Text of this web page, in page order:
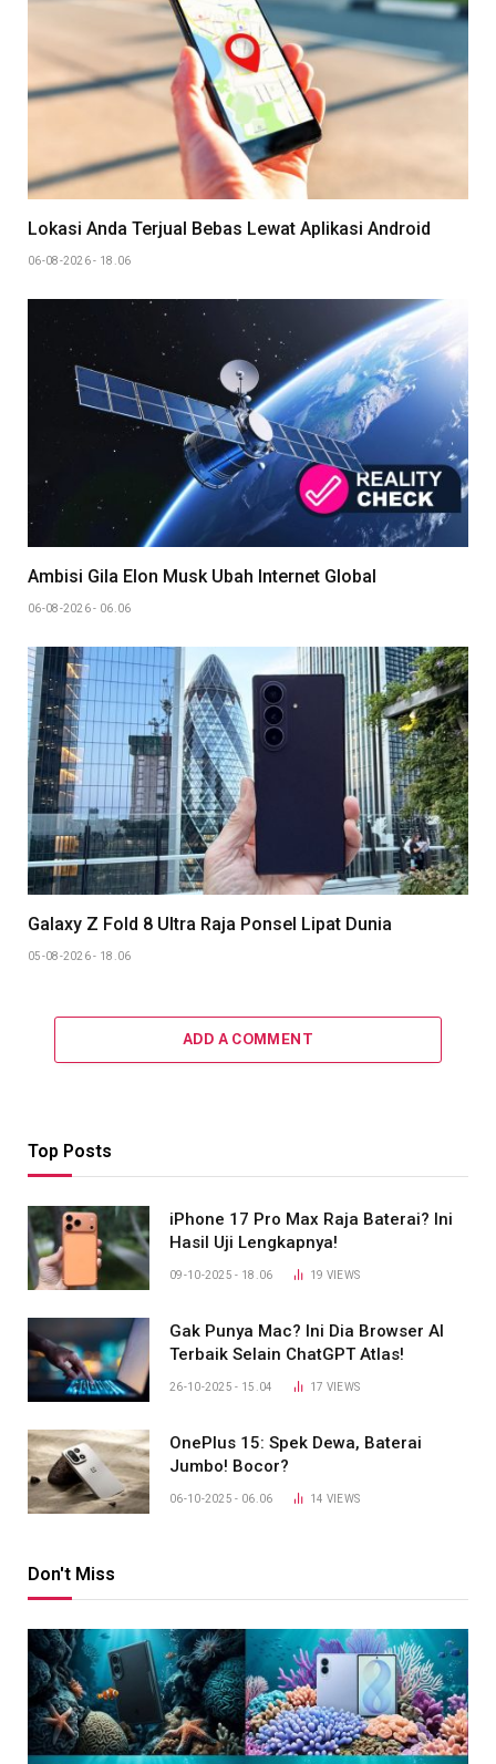
Lokasi Anda Terjual Bebas Lewat Aplikasi Android
06-08-2026 - 18.06
Ambisi Gila Elon Musk Ubah Internet Global
06-08-2026 - 06.06
Galaxy Z Fold 8 Ultra Raja Ponsel Lipat Dunia
05-08-2026 - 18.06
ADD A COMMENT
Top Posts
iPhone 17 Pro Max Raja Baterai? Ini
Hasil Uji Lengkapnya!
09-10-2025 - 18.06 19 VIEWS
Gak Punya Mac? Ini Dia Browser AI
Terbaik Selain ChatGPT Atlas!
26-10-2025 - 15.04 17 VIEWS
OnePlus 15: Spek Dewa, Baterai
Jumbo! Bocor?
06-10-2025 - 06.06 14 VIEWS
Don't Miss